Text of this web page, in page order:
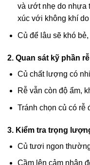
và ướt nhẹ do nhựa
xúc với không khí
Củ để lâu sẽ khó
2. Quan sát kỹ phần
Củ chất lượng có
Rễ vẫn còn độ ẩm,
Tránh chọn củ có rễ
3. Kiểm tra trọng
Củ tươi ngon
Cầm lên cảm nhận